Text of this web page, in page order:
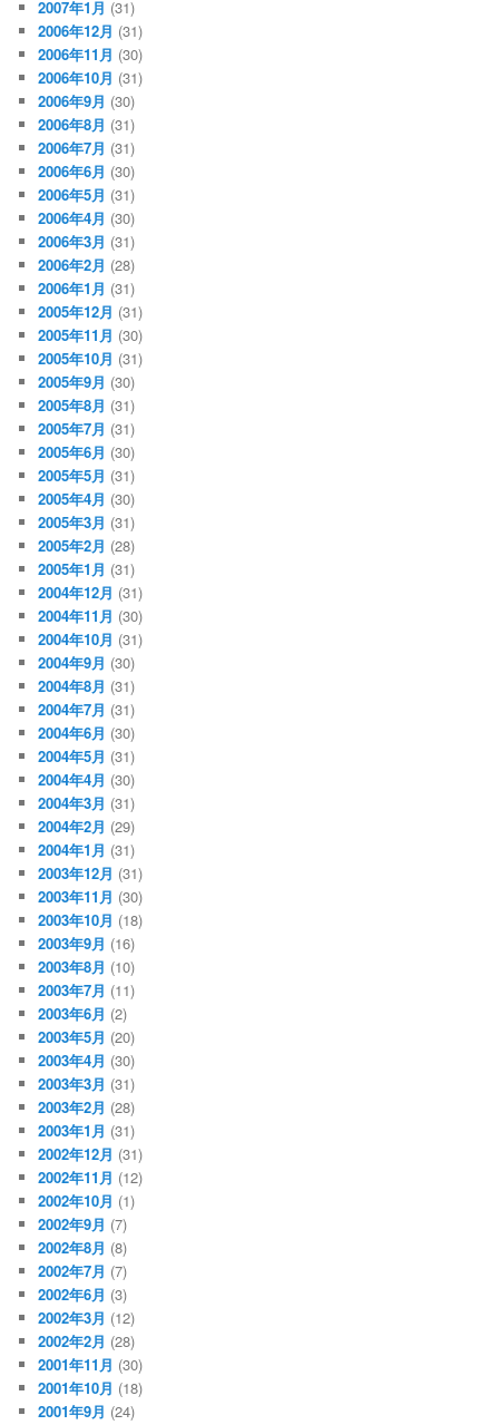
2007年1月 (31)
2006年12月 (31)
2006年11月 (30)
2006年10月 (31)
2006年9月 (30)
2006年8月 (31)
2006年7月 (31)
2006年6月 (30)
2006年5月 (31)
2006年4月 (30)
2006年3月 (31)
2006年2月 (28)
2006年1月 (31)
2005年12月 (31)
2005年11月 (30)
2005年10月 (31)
2005年9月 (30)
2005年8月 (31)
2005年7月 (31)
2005年6月 (30)
2005年5月 (31)
2005年4月 (30)
2005年3月 (31)
2005年2月 (28)
2005年1月 (31)
2004年12月 (31)
2004年11月 (30)
2004年10月 (31)
2004年9月 (30)
2004年8月 (31)
2004年7月 (31)
2004年6月 (30)
2004年5月 (31)
2004年4月 (30)
2004年3月 (31)
2004年2月 (29)
2004年1月 (31)
2003年12月 (31)
2003年11月 (30)
2003年10月 (18)
2003年9月 (16)
2003年8月 (10)
2003年7月 (11)
2003年6月 (2)
2003年5月 (20)
2003年4月 (30)
2003年3月 (31)
2003年2月 (28)
2003年1月 (31)
2002年12月 (31)
2002年11月 (12)
2002年10月 (1)
2002年9月 (7)
2002年8月 (8)
2002年7月 (7)
2002年6月 (3)
2002年3月 (12)
2002年2月 (28)
2001年11月 (30)
2001年10月 (18)
2001年9月 (24)